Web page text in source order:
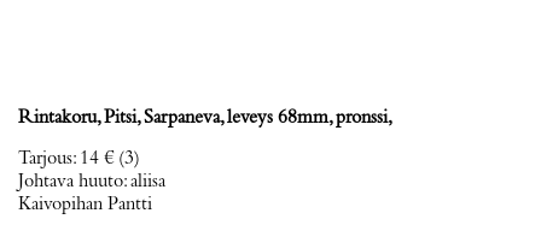
Rintakoru, Pitsi, Sarpaneva, leveys 68mm, pronssi,
Tarjous: 14 € (3)
Johtava huuto:aliisa
Kaivopihan Pantti